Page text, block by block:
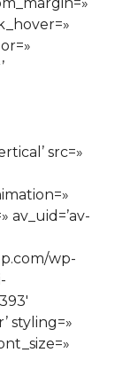
src=»
av_uid=’av-
wp-
styling=»